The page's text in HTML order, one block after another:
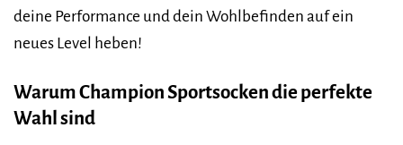
deine Performance und dein Wohlbefinden auf ein
neues Level heben!
Warum Champion Sportsocken die perfekte
Wahl sind